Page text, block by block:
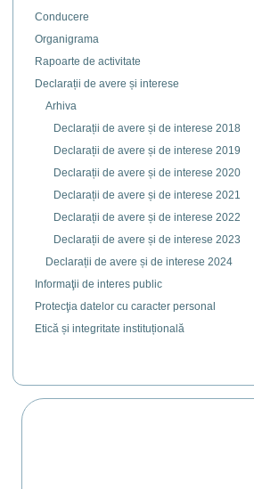
Conducere
Organigrama
Rapoarte de activitate
Declarații de avere și interese
Arhiva
Declarații de avere și de interese 2018
Declarații de avere și de interese 2019
Declarații de avere și de interese 2020
Declarații de avere și de interese 2021
Declarații de avere și de interese 2022
Declarații de avere și de interese 2023
Declarații de avere și de interese 2024
Informaţii de interes public
Protecţia datelor cu caracter personal
Etică și integritate instituțională